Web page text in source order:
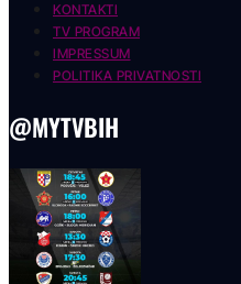
KONTAKTI
TV PROGRAM
IMPRESSUM
POLITIKA PRIVATNOSTI
@MYTVBIH